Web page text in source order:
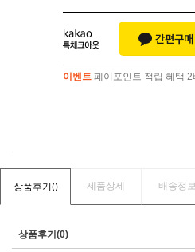
이벤트 페이포인트 적립 혜택 2
상품후기() 제품상세 배송정보
상품후기(0)